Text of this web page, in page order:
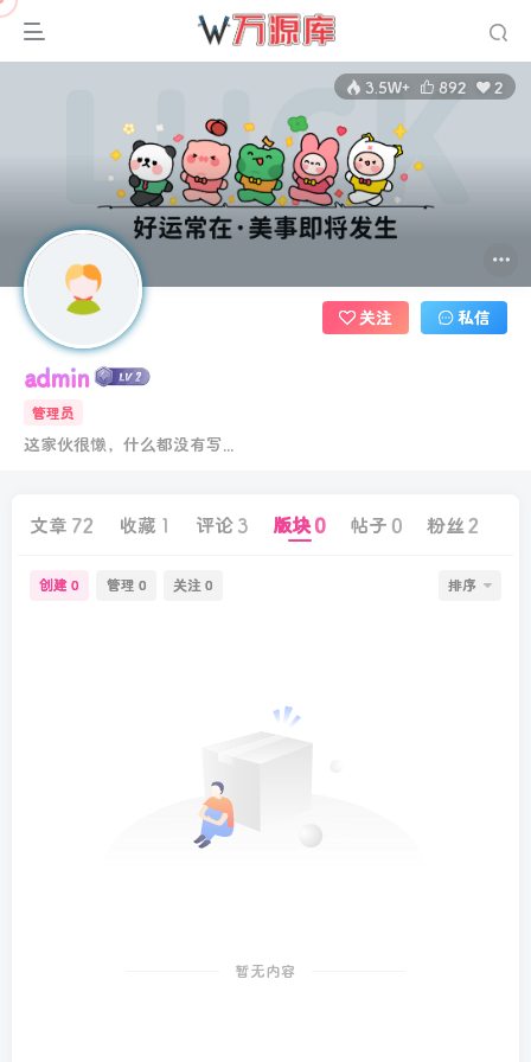
3.5W+ 892 2
admin
管理员
这家伙很懒，什么都没有写...
关注 私信
文章 72 收藏 1 评论3 版块0 帖子 0 粉丝2
创建 0 管理 0 关注 0 排序
暂无内容